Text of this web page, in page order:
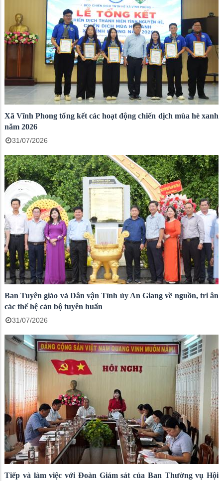
Xã Vĩnh Phong tổng kết các hoạt động chiến dịch mùa hè xanh
năm 2026
31/07/2026
Ban Tuyên giáo và Dân vận Tỉnh ủy An Giang về nguồn, tri ân
các thế hệ cán bộ tuyên huấn
31/07/2026
Tiếp và làm việc với Đoàn Giám sát của Ban Thường vụ Hội